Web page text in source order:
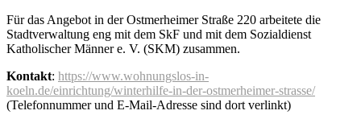
Für das Angebot in der Ostmerheimer Straße 220 arbeitete die
Stadtverwaltung eng mit dem SkF und mit dem Sozialdienst
Katholischer Männer e. V. (SKM) zusammen.
Kontakt: https://www.wohnungslos-in-
koeln.de/einrichtung/winterhilfe-in-der-ostmerheimer-strasse/
(Telefonnummer und E-Mail-Adresse sind dort verlinkt)